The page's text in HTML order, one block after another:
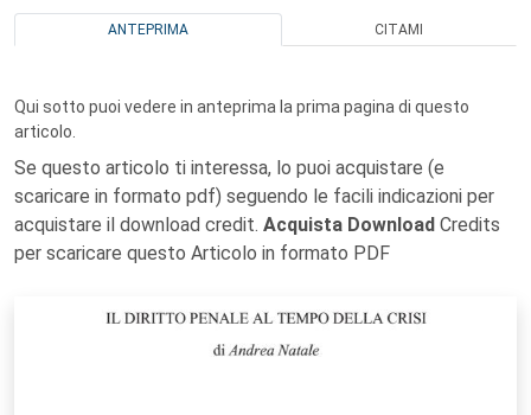
ANTEPRIMA CITAMI
Qui sotto puoi vedere in anteprima la prima pagina di questo
articolo.
Se questo articolo ti interessa, lo puoi acquistare (e
scaricare in formato pdf) seguendo le facili indicazioni per
acquistare il download credit. Acquista Download Credits
per scaricare questo Articolo in formato PDF